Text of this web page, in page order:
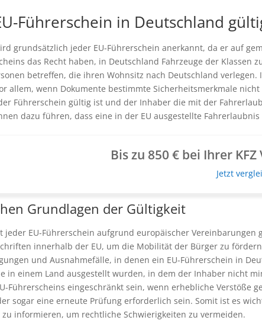
Führerschein in Deutschland
grundsätzlich jeder EU-Führerschein anerkannt, da er auf
das Recht haben, in Deutschland Fahrzeuge der
betreffen, die ihren Wohnsitz nach Deutschland
allem, wenn Dokumente bestimmte Sicherheitsmerkmale
Führerschein gül­tig ist und der Inhaber die mit der
dazu führen, dass eine in der EU ausgestellte
Bis zu 850 € bei Ihrer
Jetzt
Grundlagen der Gültigkeit
jeder EU-Führerschein aufgrund europäischer
innerhalb der EU, um die Mobilität der Bürger zu
und Ausnahmefälle, in denen ein EU-Führerschein in
in einem Land ausgestellt wurden, in dem der Inhaber nicht
Führerscheins eingeschränkt sein, wenn erhebliche Verstöße
sogar eine erneute Prüfung erforderlich sein. Somit ist es
zu informieren, um rechtliche Schwierigkeiten zu vermeiden.